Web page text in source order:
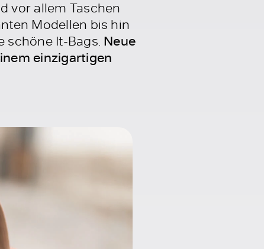
vor allem Taschen
Modellen bis hin
schöne It-Bags. Neue
einzigartigen